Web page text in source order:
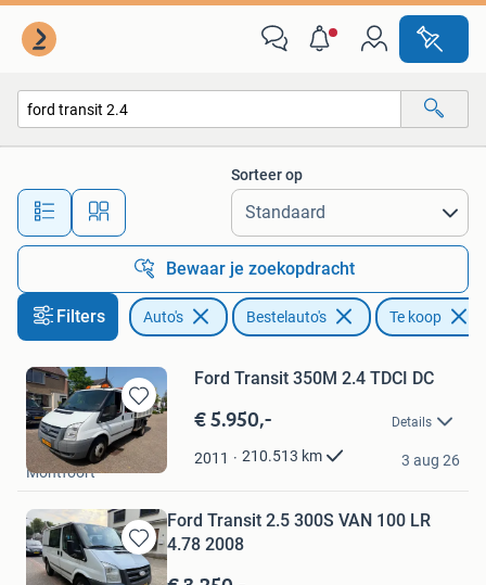
Alle afstanden…
Sorteer op
Bewaar je zoekopdracht
Filters Auto's Bestelauto's Te koop
Bewaren
in
Mijn
Favorieten
Ford Transit 350M 2.4 TDCI DC
€ 5.950,- Details
2011 210.513 km
Autohandel Bamboe
Montfoort
3 aug 26
Bewaren
in
Ford Transit 2.5 300S VAN 100 LR
4.78 2008